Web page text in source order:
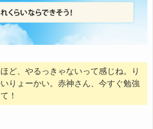
ど、やるっきゃないって感じね。り
いりょーかい。赤神さん、今すぐ勉強
！